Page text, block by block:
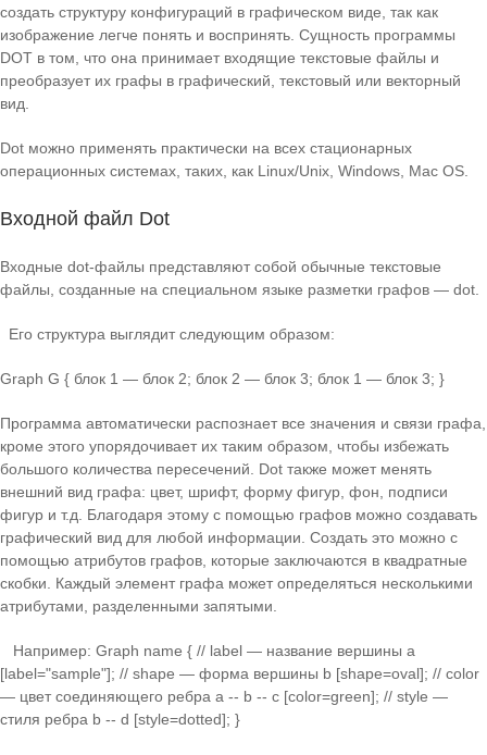
создать структуру конфигураций в графическом виде, так как
изображение легче понять и воспринять. Сущность программы
DOT в том, что она принимает входящие текстовые файлы и
преобразует их графы в графический, текстовый или векторный
вид.
Dot можно применять практически на всех стационарных
операционных системах, таких, как Linux/Unix, Windows, Mac OS.
Входной файл Dot
Входные dot-файлы представляют собой обычные текстовые
файлы, созданные на специальном языке разметки графов — dot.
Его структура выглядит следующим образом:
Graph G { блок 1 — блок 2; блок 2 — блок 3; блок 1 — блок 3; }
Программа автоматически распознает все значения и связи графа,
кроме этого упорядочивает их таким образом, чтобы избежать
большого количества пересечений. Dot также может менять
внешний вид графа: цвет, шрифт, форму фигур, фон, подписи
фигур и т.д. Благодаря этому с помощью графов можно создавать
графический вид для любой информации. Создать это можно с
помощью атрибутов графов, которые заключаются в квадратные
скобки. Каждый элемент графа может определяться несколькими
атрибутами, разделенными запятыми.
Например: Graph name { // label — название вершины a
[label="sample"]; // shape — форма вершины b [shape=oval]; // color
— цвет соединяющего ребра a -- b -- c [color=green]; // style —
стиля ребра b -- d [style=dotted]; }